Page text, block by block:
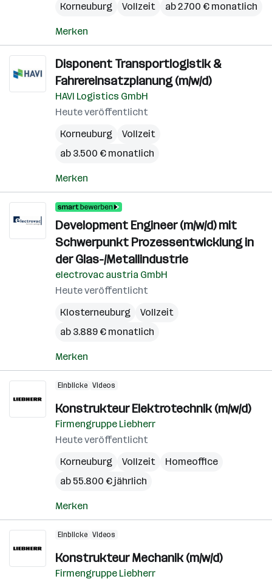
Korneuburg
Vollzeit ab 2.700 € monatlich
Merken
Disponent Transportlogistik &
Fahrereinsatzplanung (m/w/d)
HAVI Logistics GmbH
Heute veröffentlicht
Korneuburg
Vollzeit
ab 3.500 € monatlich
Merken
Development Engineer (m/w/d) mit
Schwerpunkt Prozessentwicklung in
der Glas-/Metallindustrie
electrovac austria GmbH
Heute veröffentlicht
Klosterneuburg
Vollzeit
ab 3.889 € monatlich
Merken
Einblicke Videos
Konstrukteur Elektrotechnik (m/w/d)
Firmengruppe Liebherr
Heute veröffentlicht
Korneuburg
Vollzeit
Homeoffice
ab 55.800 € jährlich
Merken
Einblicke Videos
Konstrukteur Mechanik (m/w/d)
Firmengruppe Liebherr